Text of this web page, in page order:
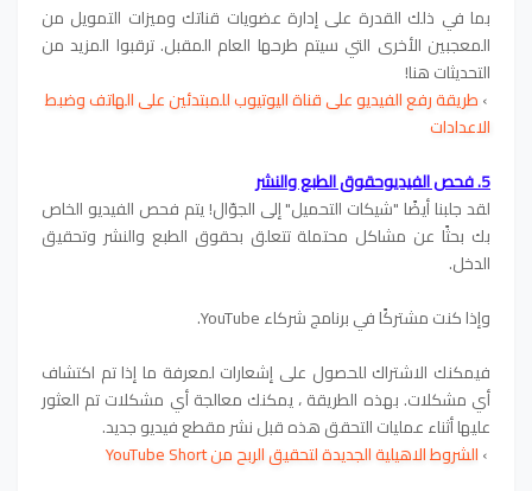
بما في ذلك القدرة على إدارة عضويات قناتك وميزات التمويل من
المعجبين الأخرى التي سيتم طرحها العام المقبل. ترقبوا المزيد من
التحديثات هنا!
›طريقة رفع الفيديو على قناة اليوتيوب للمبتدئين على الهاتف وضبط
الاعدادات
5. فحص الفيديوحقوق الطبع والنشر
لقد جلبنا أيضًا "شيكات التحميل" إلى الجوّال! يتم فحص الفيديو الخاص
بك بحثًا عن مشاكل محتملة تتعلق بحقوق الطبع والنشر وتحقيق
الدخل.
وإذا كنت مشتركًا في برنامج شركاء YouTube.
فيمكنك الاشتراك للحصول على إشعارات لمعرفة ما إذا تم اكتشاف
أي مشكلات. بهذه الطريقة ، يمكنك معالجة أي مشكلات تم العثور
عليها أثناء عمليات التحقق هذه قبل نشر مقطع فيديو جديد.
›الشروط الاهيلية الجديدة لتحقيق الربح من YouTube Short